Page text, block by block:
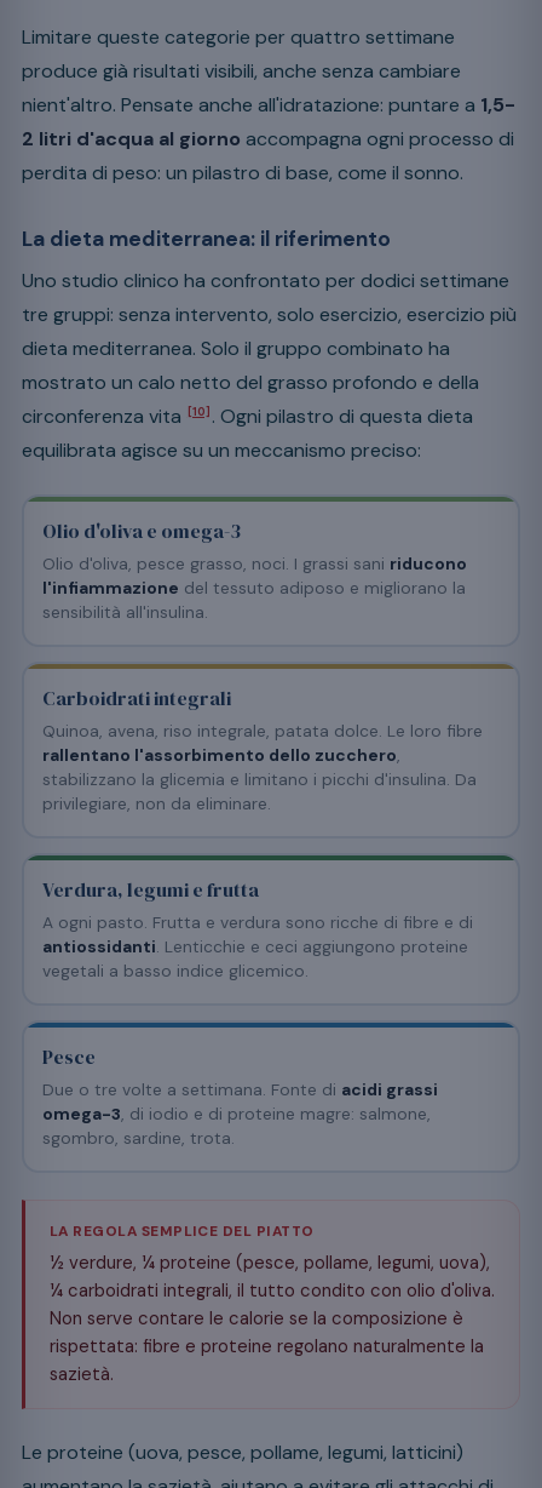
Limitare queste categorie per quattro settimane
produce già risultati visibili, anche senza cambiare
nient'altro. Pensate anche all'idratazione: puntare a 1,5-
2 litri d'acqua al giorno accompagna ogni processo di
perdita di peso: un pilastro di base, come il sonno.
La dieta mediterranea: il riferimento
Uno studio clinico ha confrontato per dodici settimane
tre gruppi: senza intervento, solo esercizio, esercizio più
dieta mediterranea. Solo il gruppo combinato ha
mostrato un calo netto del grasso profondo e della
circonferenza vita
[10] . Ogni pilastro di questa dieta
equilibrata agisce su un meccanismo preciso:
Olio d'oliva e omega-3
Olio d'oliva, pesce grasso, noci. I grassi sani riducono
l'infiammazione del tessuto adiposo e migliorano la
sensibilità all'insulina.
Carboidrati integrali
Quinoa, avena, riso integrale, patata dolce. Le loro fibre
rallentano l'assorbimento dello zucchero
stabilizzano la glicemia e limitano i picchi d'insulina. Da
privilegiare, non da eliminare.
Verdura, legumi e frutta
A ogni pasto. Frutta e verdura sono ricche di fibre e di
antiossidanti . Lenticchie e ceci aggiungono proteine
vegetali a basso indice glicemico.
Pesce
Due o tre volte a settimana. Fonte di acidi grassi
omega-3 , di iodio e di proteine magre: salmone,
sgombro, sardine, trota.
LA REGOLA SEMPLICE DEL PIATTO
½ verdure, ¼ proteine (pesce, pollame, legumi, uova),
¼ carboidrati integrali, il tutto condito con olio d'oliva.
Non serve contare le calorie se la composizione è
rispettata: fibre e proteine regolano naturalmente la
sazietà.
Le proteine (uova, pesce, pollame, legumi, latticini)